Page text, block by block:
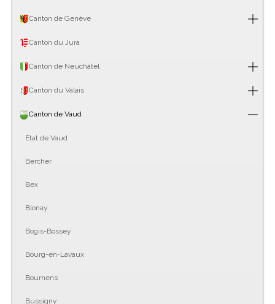
Canton de Genève
Canton du Jura
Canton de Neuchâtel
Canton du Valais
Canton de Vaud
État de Vaud
Bercher
Bex
Blonay
Bogis-Bossey
Bourg-en-Lavaux
Bournens
Bussigny